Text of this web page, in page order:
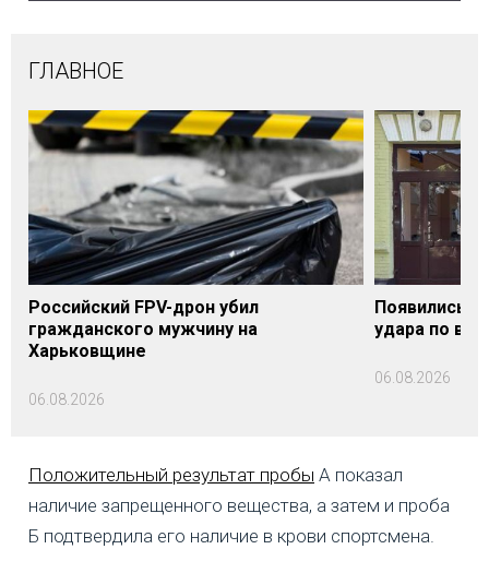
ГЛАВНОЕ
Российский FPV-дрон убил
гражданского мужчину на
Харьковщине
06.08.2026
Появились
удара по
06.08.2026
Положительный результат пробы А показал
наличие запрещенного вещества, а затем и проба
Б подтвердила его наличие в крови спортсмена.